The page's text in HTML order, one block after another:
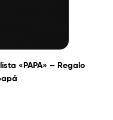
«PAPA» – Regalo